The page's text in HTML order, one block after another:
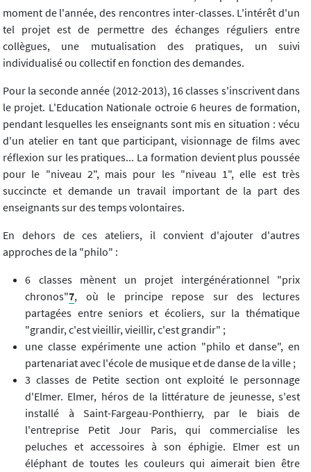
moment de l'année, des rencontres inter-classes. L'intérêt d'un
tel projet est de permettre des échanges réguliers entre
collègues, une mutualisation des pratiques, un suivi
individualisé ou collectif en fonction des demandes.
Pour la seconde année (2012-2013), 16 classes s'inscrivent dans
le projet. L'Education Nationale octroie 6 heures de formation,
pendant lesquelles les enseignants sont mis en situation : vécu
d'un atelier en tant que participant, visionnage de films avec
réflexion sur les pratiques... La formation devient plus poussée
pour le "niveau 2", mais pour les "niveau 1", elle est très
succincte et demande un travail important de la part des
enseignants sur des temps volontaires.
En dehors de ces ateliers, il convient d'ajouter d'autres
approches de la "philo" :
6 classes mènent un projet intergénérationnel "prix
chronos"7, où le principe repose sur des lectures
partagées entre seniors et écoliers, sur la thématique
"grandir, c'est vieillir, vieillir, c'est grandir" ;
une classe expérimente une action "philo et danse", en
partenariat avec l'école de musique et de danse de la ville ;
3 classes de Petite section ont exploité le personnage
d'Elmer. Elmer, héros de la littérature de jeunesse, s'est
installé à Saint-Fargeau-Ponthierry, par le biais de
l'entreprise Petit Jour Paris, qui commercialise les
peluches et accessoires à son éphigie. Elmer est un
éléphant de toutes les couleurs qui aimerait bien être